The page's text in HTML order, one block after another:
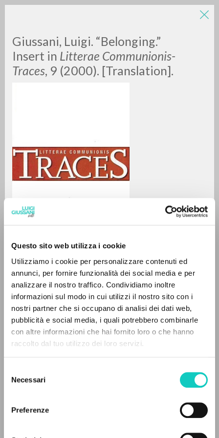
Questo sito web utilizza i cookie
Utilizziamo i cookie per personalizzare contenuti ed
annunci, per fornire funzionalità dei social media e per
analizzare il nostro traffico. Condividiamo inoltre
informazioni sul modo in cui utilizzi il nostro sito con i
nostri partner che si occupano di analisi dei dati web,
pubblicità e social media, i quali potrebbero combinarle
con altre informazioni che hai fornito loro o che hanno
raccolto dal tuo utilizzo dei loro servizi.
delNecessari
Preferenze
Giussani, Luigi. “Belonging.”
Insert in Litterae Communionis-
Traces, 9 (2000). [Translation].
Giussani Luigi Author
English
Litterae Communionis-Traces
2000
Pages: 4
31/10/2019
LUIGI
GIUSSANI
0RESULTS FOUND
MORE RESULTS